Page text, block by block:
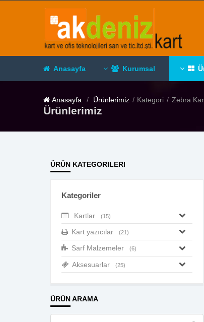
Anasayfa Kurumsal
Anasayfa Ürünlerimiz Kategori Zebra
Ürünlerimiz
ÜRÜN KATEGORILERI
Kategoriler
Kartlar (15)
Kart yazıcılar (21)
Sarf Malzemeler (6)
Aksesuarlar (25)
ÜRÜN ARAMA